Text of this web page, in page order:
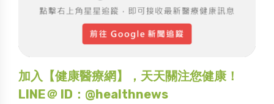
加入【健康醫療網】，天天關注您健康！
LINE＠ ID：@healthnews